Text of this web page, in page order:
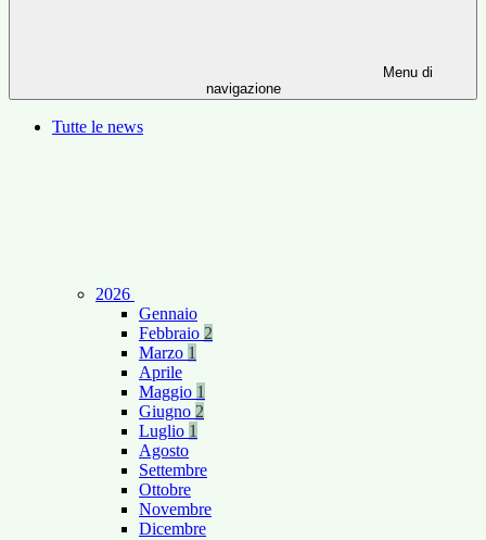
Menu di
navigazione
Tutte le news
2026
Gennaio
Febbraio 2
Marzo 1
Aprile
Maggio 1
Giugno 2
Luglio 1
Agosto
Settembre
Ottobre
Novembre
Dicembre